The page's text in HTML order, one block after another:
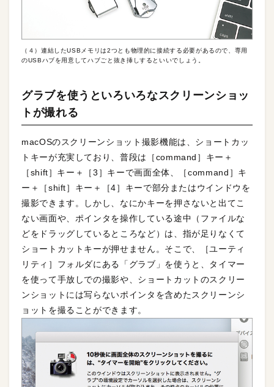
（４）連結したUSBメモリは2つとも物理的に接続する必要があるので、専用
のUSBハブを用意してハブごと抜き挿しするといいでしょう。
グラブを使うといろいろなスクリーンショッ
トが撮れる
macOSのスクリーンショット撮影機能は、ショートカッ
トキーが充実しており、普段は［command］キー＋
［shift］キー＋［3］キーで画面全体、［command］キ
ー＋［shift］キー＋［4］キーで部分またはウインドウを
撮影できます。しかし、なにかキーを押さないと出てこ
ない画面や、ポインタを操作している途中（ファイルな
どをドラッグしているところなど）は、指が足りなくて
ショートカットキーが押せません。そこで、［ユーティ
リティ］フォルダにある「グラブ」を使うと、タイマー
を使って手放しでの撮影や、ショートカットのスクリー
ンショットには写らないポインタを含めたスクリーンシ
ョットを撮ることができます。